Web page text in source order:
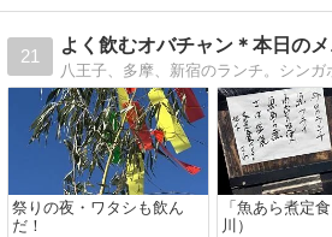
21
よく飲むオバチャン＊本日の
祭りの夜・ワタシも飲ん
だ！
「魚あら煮定
川）